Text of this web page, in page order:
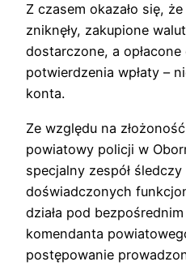
Z czasem okazało się,
zniknęły, zakupione
dostarczone, a
potwierdzenia wpłaty –
konta.
Ze względu na
powiatowy policji w
specjalny zespół śledczy
doświadczonych
działa pod
komendanta
postępowanie